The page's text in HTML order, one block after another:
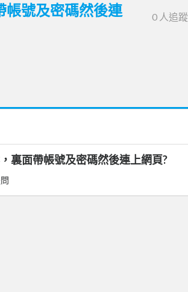
號及密碼然後連
0 人追蹤
裏面帶帳號及密碼然後連上網頁?